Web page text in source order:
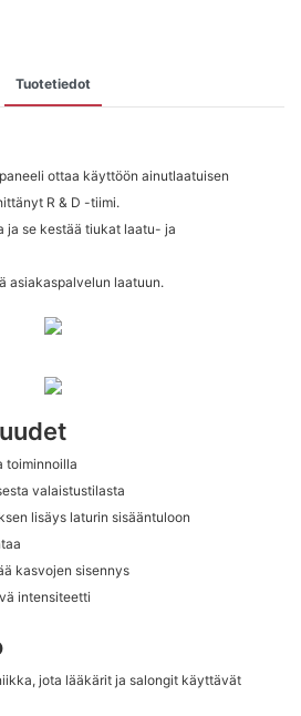
Tuotetiedot
ottaa käyttöön ainutlaatuisen
R & D -tiimi.
ja se kestää tiukat laatu- ja
asiakaspalvelun laatuun.
toiminnoilla
valaistustilasta
lisäys laturin sisääntuloon
kasvojen sisennys
intensiteetti
jota lääkärit ja salongit käyttävät